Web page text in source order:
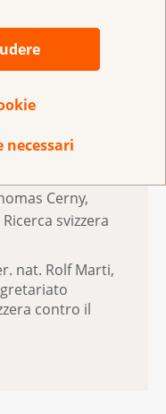
necessari
Iris Ritzmann,
Institut und
svizzera
Cerny,
svizzera
nat. Rolf Marti,
contro il